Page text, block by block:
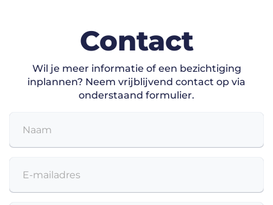
Contact
Wil je meer informatie of een bezichtiging
inplannen? Neem vrijblijvend contact op via
onderstaand formulier.